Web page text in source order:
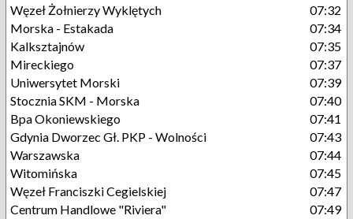
Węzeł Żołnierzy Wyklętych
07:32
Morska - Estakada
07:34
Kalksztajnów
07:35
Mireckiego
07:37
Uniwersytet Morski
07:39
Stocznia SKM - Morska
07:40
Bpa Okoniewskiego
07:41
Gdynia Dworzec Gł. PKP - Wolności
07:43
Warszawska
07:44
Witomińska
07:45
Węzeł Franciszki Cegielskiej
07:47
Centrum Handlowe "Riviera"
07:49